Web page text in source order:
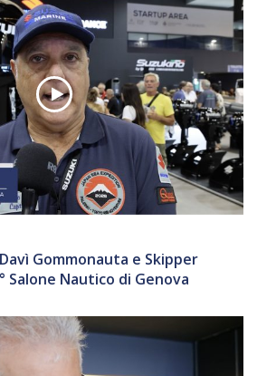
Gommonauta e Skipper
Salone Nautico di Genova